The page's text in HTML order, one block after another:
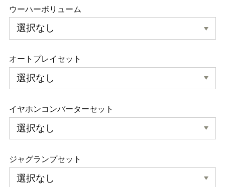
ウーハーボリューム
オートプレイセット
イヤホンコンバーターセット
ジャグランプセット